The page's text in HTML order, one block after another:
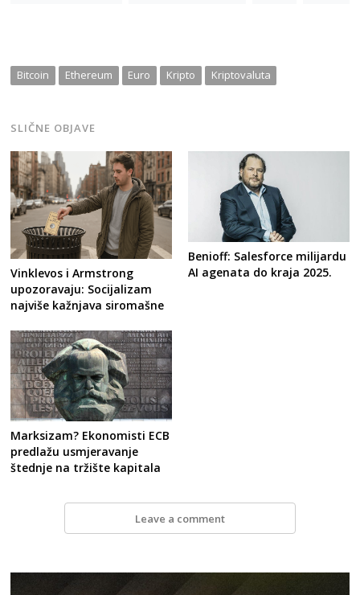
Bitcoin Ethereum Euro Kripto Kriptovaluta
SLIČNE OBJAVE
Vinklevos i Armstrong
upozoravaju: Socijalizam
najviše kažnjava siromašne
Benioff: Salesforce milijardu
AI agenata do kraja 2025.
Marksizam? Ekonomisti ECB
predlažu usmjeravanje
štednje na tržište kapitala
Leave a comment
navigation